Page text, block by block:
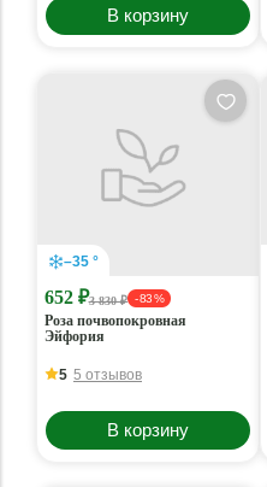
В корзину
–35 °
652 ₽3 830 ₽ - 83 %
Роза почвопокровная
Эйфория
5 5 отзывов
В корзину